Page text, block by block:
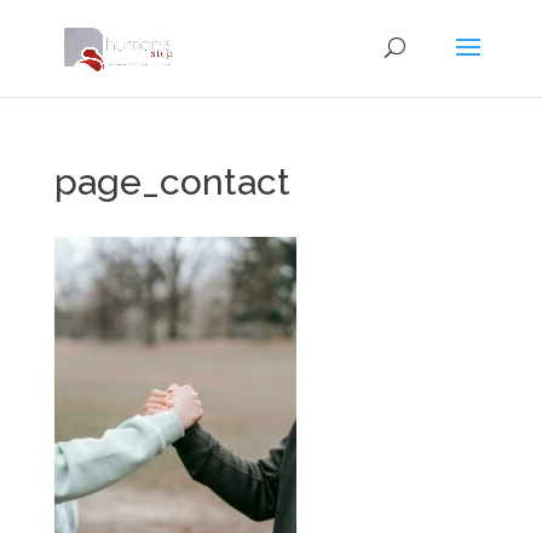
page_contact